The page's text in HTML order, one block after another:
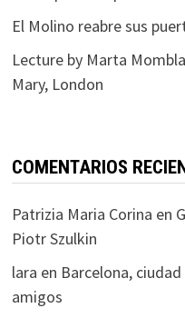
El Molino reabre sus
Lecture by Marta
Mary, London
COMENTARIOS
Patrizia Maria Corina en
Piotr Szulkin
lara en Barcelona,
amigos